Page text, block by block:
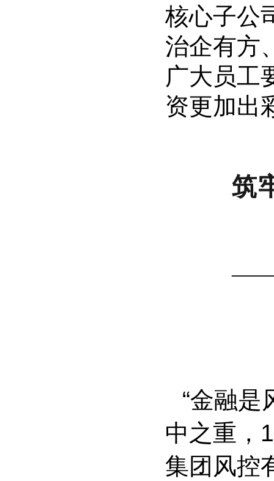
核心子公
治企有方
广大员工
资更加出
筑
“金融是
中之重，
集团风控